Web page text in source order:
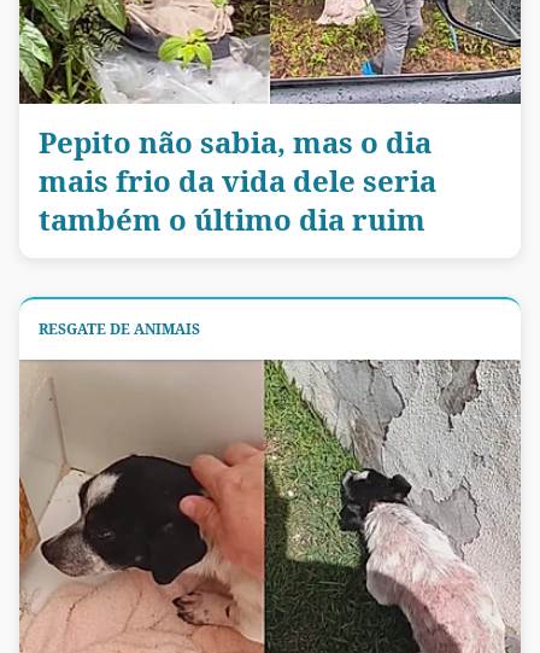
Pepito não sabia, mas o dia
mais frio da vida dele seria
também o último dia ruim
RESGATE DE ANIMAIS